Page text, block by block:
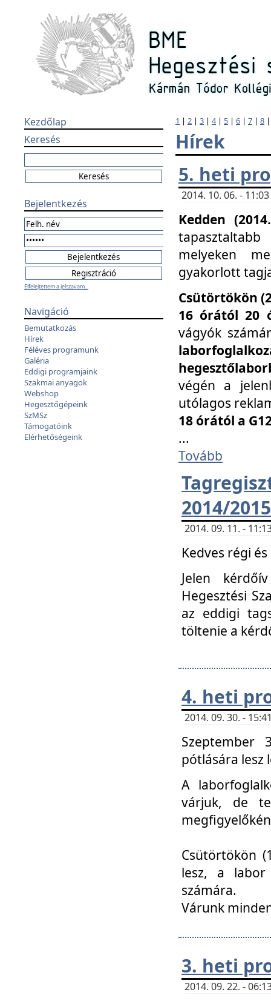
Kezdőlap
Keresés
Bejelentkezés
Elfelejtettem a jelszavam...
Navigáció
Bemutatkozás
Hírek
Féléves programunk
Galéria
Eddigi programjaink
Szakmai anyagok
Webshop
Hegesztőgépeink
SzMSz
Támogatóink
Elérhetőségeink
1 | 2 | 3 | 4| 5 | 6 | 7 | 8
Hírek
5. heti
2014. 10. 06. -
Kedden
melyeken
gyakorlott
Csütörtökön
16 órától 20
vágyók
végén a
utólagos
18 órától a
...
Tovább
2014/
2014. 09. 11. -
Kedves régi
Jelen
Hegesztési
az eddigi
töltenie a
4. heti
2014. 09. 30. -
Szeptember
pótlására lesz
A
várjuk, de
Csütörtökön
lesz, a labor
számára.
Várunk
3. heti
2014. 09. 22. -